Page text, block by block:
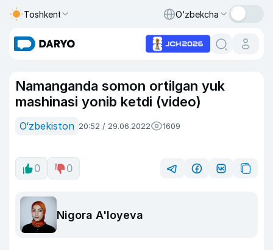
Toshkent O‘zbekcha
Namanganda somon ortilgan yuk
mashinasi yonib ketdi (video)
O‘zbekiston 20:52 / 29.06.2022 1609
0 0
Nigora A'loyeva